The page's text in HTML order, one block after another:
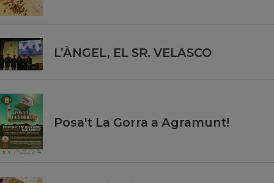
L’ÀNGEL, EL SR. VELASCO
Posa't La Gorra a Agramunt!